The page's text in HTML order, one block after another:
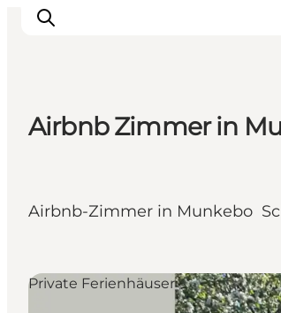
Essen und trinken
Veranstaltungen
Airbnb Zimmer in
Airbnb-Zimmer in Munkebo
Private Ferienhäuser